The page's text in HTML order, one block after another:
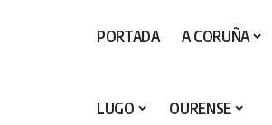
PORTADA A CORUÑA
LUGO OURENSE